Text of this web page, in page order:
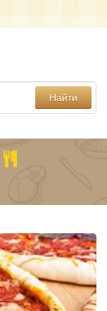
Найти